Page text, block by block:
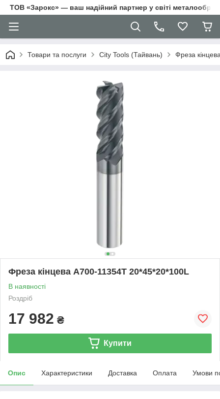
ТОВ «Зарокс» — ваш надійний партнер у світі
Товари та послуги City Tools (Тайвань) Фреза
Фреза кінцева A700-11354T 20*45*20*100L
В наявності
Роздріб
17 982 ₴
Купити
Опис Характеристики Доставка Оплата Умови